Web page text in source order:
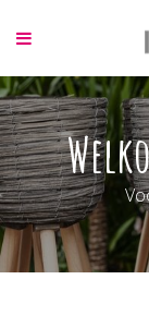
a
a
r
c
o
n
t
e
n